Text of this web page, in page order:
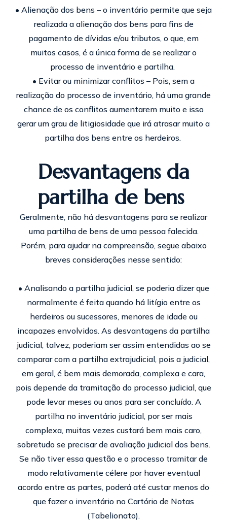
• Alienação dos bens – o inventário permite que seja
realizada a alienação dos bens para fins de
pagamento de dívidas e/ou tributos, o que, em
muitos casos, é a única forma de se realizar o
processo de inventário e partilha.
• Evitar ou minimizar conflitos – Pois, sem a
realização do processo de inventário, há uma grande
chance de os conflitos aumentarem muito e isso
gerar um grau de litigiosidade que irá atrasar muito a
partilha dos bens entre os herdeiros.
Desvantagens da
partilha de bens
Geralmente, não há desvantagens para se realizar
uma partilha de bens de uma pessoa falecida.
Porém, para ajudar na compreensão, segue abaixo
breves considerações nesse sentido:
• Analisando a partilha judicial, se poderia dizer que
normalmente é feita quando há litígio entre os
herdeiros ou sucessores, menores de idade ou
incapazes envolvidos. As desvantagens da partilha
judicial, talvez, poderiam ser assim entendidas ao se
comparar com a partilha extrajudicial, pois a judicial,
em geral, é bem mais demorada, complexa e cara,
pois depende da tramitação do processo judicial, que
pode levar meses ou anos para ser concluído. A
partilha no inventário judicial, por ser mais
complexa, muitas vezes custará bem mais caro,
sobretudo se precisar de avaliação judicial dos bens.
Se não tiver essa questão e o processo tramitar de
modo relativamente célere por haver eventual
acordo entre as partes, poderá até custar menos do
que fazer o inventário no Cartório de Notas
(Tabelionato).